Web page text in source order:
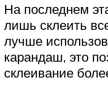
На последнем
лишь склеить
лучше
карандаш, это
склеивание